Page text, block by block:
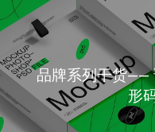
品牌系列干货——
形